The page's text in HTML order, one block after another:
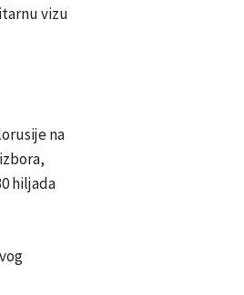
vizu
na
hiljada